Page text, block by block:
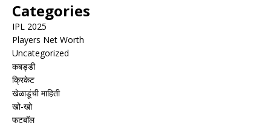
Categories
IPL 2025
Players Net Worth
Uncategorized
कबड्डी
क्रिकेट
खेळाडूंची माहिती
खो-खो
फुटबॉल